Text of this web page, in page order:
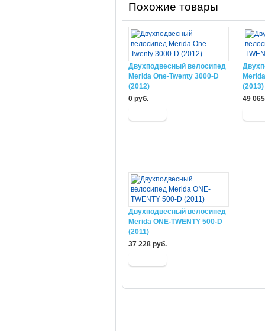
Похожие товары
Двухподвесный велосипед
Merida One-Twenty 3000-D
(2012)
0 руб.
(2013)
49
Двухподвесный велосипед
Merida ONE-TWENTY 500-D
(2011)
37 228 руб.